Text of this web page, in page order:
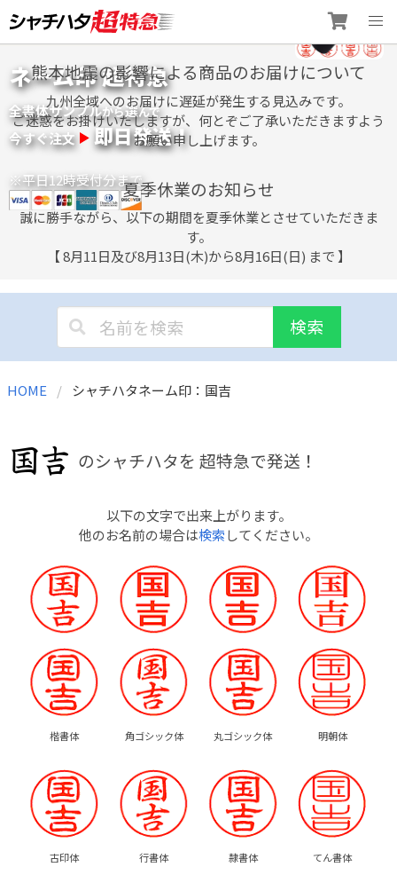
to
content
ネーム印 超特急
全書体サンプルから選んで
今すぐ注文 即日発送！
※平日12時受付分まで
熊本地震の影響による商品のお届けについて
九州全域へのお届けに遅延が発生する見込みです。
ご迷惑をお掛けいたしますが、何とぞご了承いただきますよう
お願い申し上げます。
夏季休業のお知らせ
誠に勝手ながら、以下の期間を夏季休業とさせていただきま
す。
【 8月11日及び8月13日(木)から8月16日(日) まで 】
検索
HOME シャチハタネーム印：国吉
のシャチハタを 超特急で発送！
以下の文字で出来上がります。
他のお名前の場合は検索してください。
楷書体 角ゴシック体 丸ゴシック体 明朝体
古印体 行書体 隷書体 てん書体